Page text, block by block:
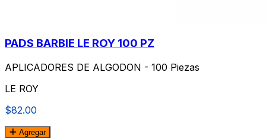
PADS BARBIE LE ROY 100 PZ
APLICADORES DE ALGODON - 100 Piezas
LE ROY
$82.00
Agregar